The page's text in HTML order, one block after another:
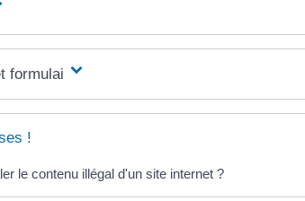
formulaires
!
le contenu illégal d'un site internet ?